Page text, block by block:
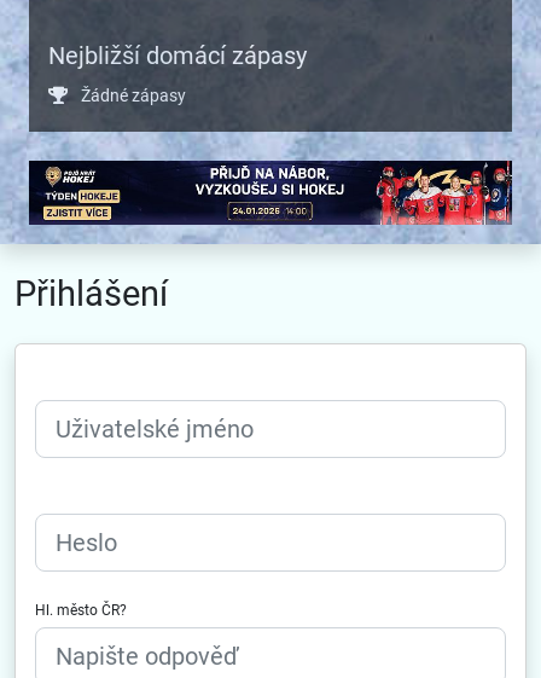
Nejbližší domácí zápasy
Žádné zápasy
Přihlášení
Hl. město ČR?